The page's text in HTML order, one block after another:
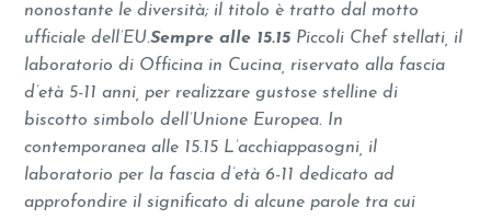
nonostante le diversità; il titolo è tratto dal motto
ufficiale dell’EU.Sempre alle 15.15 Piccoli Chef stellati, il
laboratorio di Officina in Cucina, riservato alla fascia
d’età 5-11 anni, per realizzare gustose stelline di
biscotto simbolo dell’Unione Europea. In
contemporanea alle 15.15 L’acchiappasogni, il
laboratorio per la fascia d’età 6-11 dedicato ad
approfondire il significato di alcune parole tra cui